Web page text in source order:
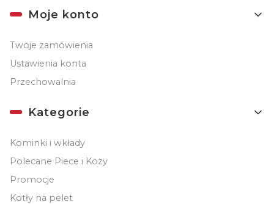
Linki w stopce
Moje konto
Twoje zamówienia
Ustawienia konta
Przechowalnia
Kategorie
Kominki i wkłady
Polecane Piece i Kozy
Promocje
Kotły na pelet